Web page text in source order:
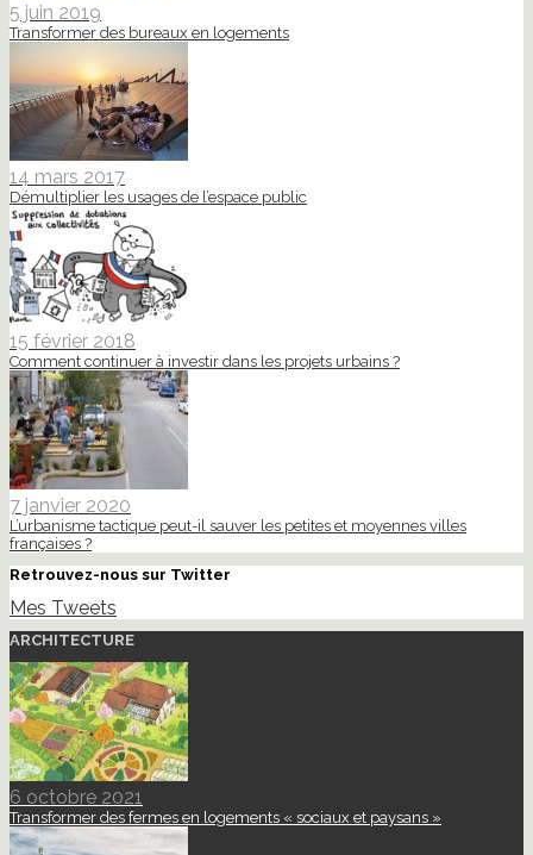
5 juin 2019
Transformer des bureaux en logements
14 mars 2017
Démultiplier les usages de l’espace public
15 février 2018
Comment continuer à investir dans les projets urbains ?
7 janvier 2020
L’urbanisme tactique peut-il sauver les petites et moyennes villes
françaises ?
Retrouvez-nous sur Twitter
Mes Tweets
ARCHITECTURE
6 octobre 2021
Transformer des fermes en logements « sociaux et paysans »